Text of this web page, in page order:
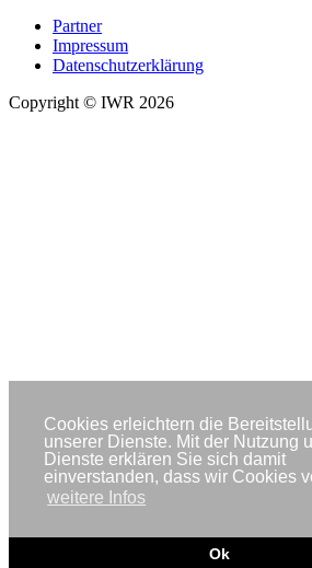
Cookies erleichtern die
unserer Dienste. Mit der Nutzung
Dienste erklären Sie sich damit
einverstanden, dass wir Cookies
weitere Infos
Ok
Partner
Impressum
Datenschutzerklärung
Copyright © IWR 2026